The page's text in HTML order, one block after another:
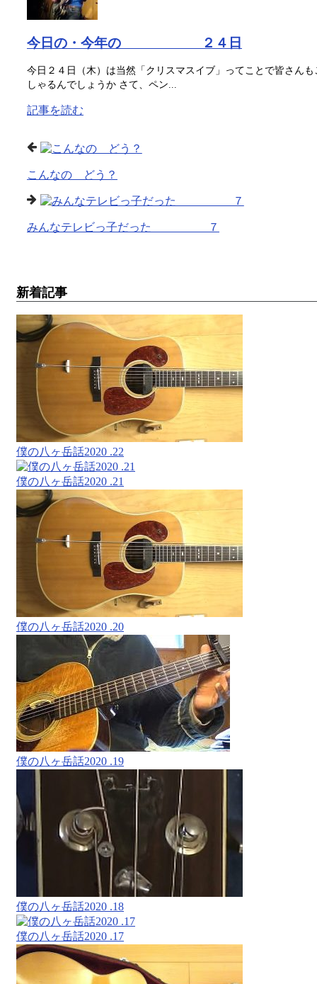
今日の・今年の ２４日
今日２４日（木）は当然「クリスマスイブ」ってことで皆さん
しゃるんでしょうか さて、ペン...
記事を読む
こんなの どう？
みんなテレビっ子だった ７
新着記事
僕の八ヶ岳話2020 .22
僕の八ヶ岳話2020 .21
僕の八ヶ岳話2020 .20
僕の八ヶ岳話2020 .19
僕の八ヶ岳話2020 .18
僕の八ヶ岳話2020 .17